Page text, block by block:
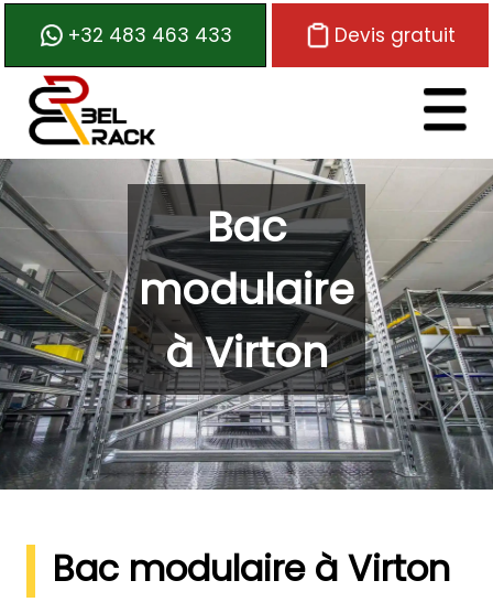
+32 483 463 433 Devis gratuit
Logo de Belrack
Bac
modulaire
à Virton
Bac modulaire à Virton